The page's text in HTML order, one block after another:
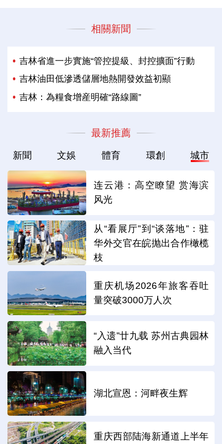
相關新聞
吉林省進一步實施“管控提級、封控擴面”行動
吉林油田低滲透儲層地熱開發效益初顯
吉林：為糧食增産明確“路線圖”
最新推薦
新聞 文娛 體育 環創 城市
连云港：高空瞭望 赏海滨
风光
从“看展厅”到“谈落地”：驻
华外交官在皖抛出合作橄榄
枝
重庆机场2026年旅客吞吐
量突破3000万人次
“入遗”廿九载 苏州古典园林
融入当代
湖北宣恩：河畔夜生辉
重庆西部陆海新通道上半年